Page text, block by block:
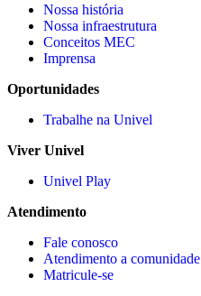
Nossa história
Nossa infraestrutura
Conceitos MEC
Imprensa
Oportunidades
Trabalhe na Univel
Viver Univel
Univel Play
Atendimento
Fale conosco
Atendimento a comunidade
Matricule-se